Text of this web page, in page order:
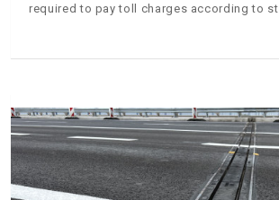
required to pay toll charges according to